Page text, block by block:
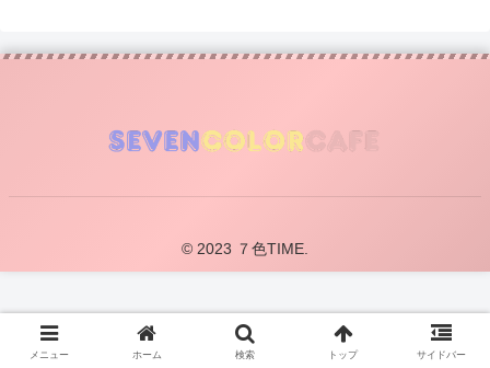
© 2023 ７色TIME.
メニュー ホーム 検索 トップ サイドバー